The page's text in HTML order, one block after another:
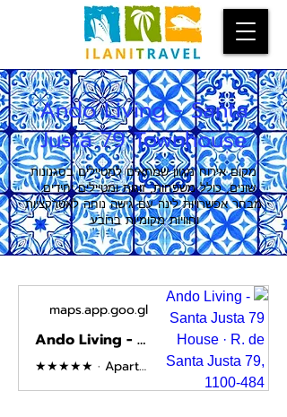
Ando Living - Santa
Justa 79 Townhouse
מקום אירוח מגוון שמתאים למטיילים בסגנונות
שונים, כולל משפחות, זוגות ומטיילים יחידים.
מבחר אפשרויות לינה עם גישה נוחה לאטרקציות
וחוויות מקומיות ברובע.
maps.app.goo.gl
Ando Living - Santa Justa 79 House · R. de Santa Justa 79, 1100-484 Lisboa, Portugal
★★★★★ · Apartment building